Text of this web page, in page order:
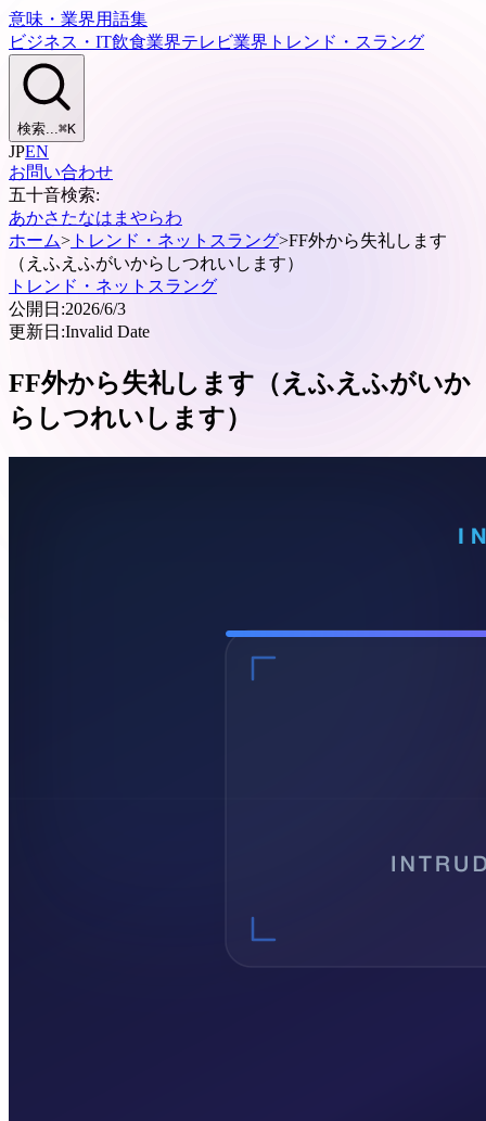
意味・業界用語集
ビジネス・IT飲食業界テレビ業界 トレンド・スラング
検索...⌘K
JPEN
お問い合わせ
五十音検索:
あかさ たなは ま やらわ
ホーム> トレンド・ネットスラング>FF外から失礼します
（えふえふがいからしつれいします）
トレンド・ネットスラング
公開日:2026/6/3
更新日:Invalid Date
FF外から失礼します（えふえふがいか
らしつれいします）